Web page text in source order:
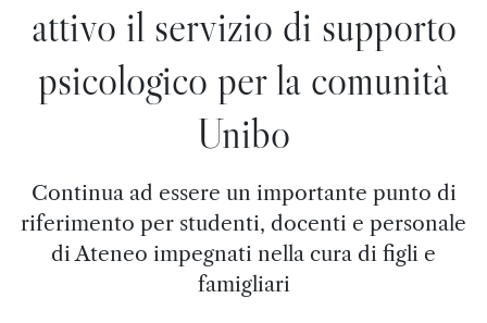
attivo il servizio di supporto
psicologico per la comunità
Unibo
Continua ad essere un importante punto di
riferimento per studenti, docenti e personale
di Ateneo impegnati nella cura di figli e
famigliari